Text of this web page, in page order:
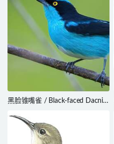
黑脸锥嘴雀 / Black-faced Dacnis